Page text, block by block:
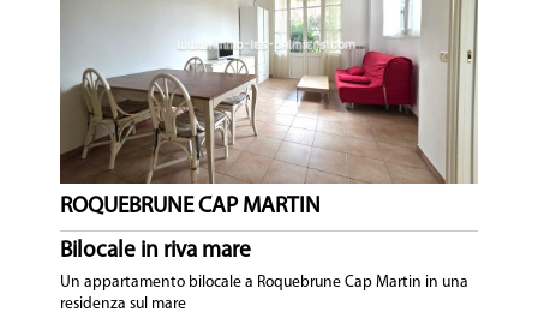
ROQUEBRUNE CAP MARTIN
Bilocale in riva mare
Un appartamento bilocale a Roquebrune Cap Martin in una
residenza sul mare